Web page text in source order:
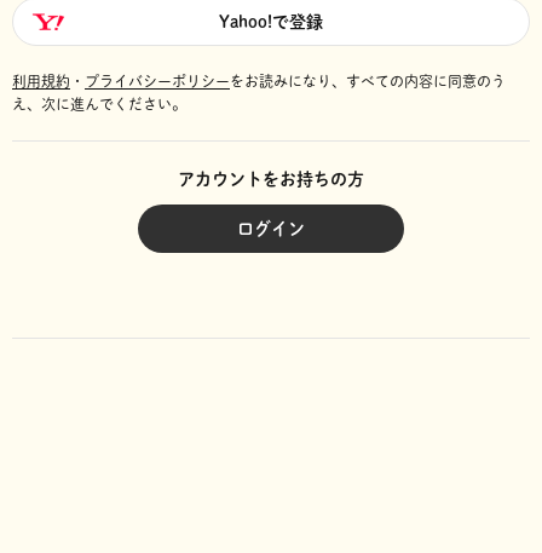
Yahoo!で登録
利用規約 ・ プライバシーポリシーをお読みになり、 すべての内容に同意のう
え、次に進んでください。
アカウントをお持ちの方
ログイン